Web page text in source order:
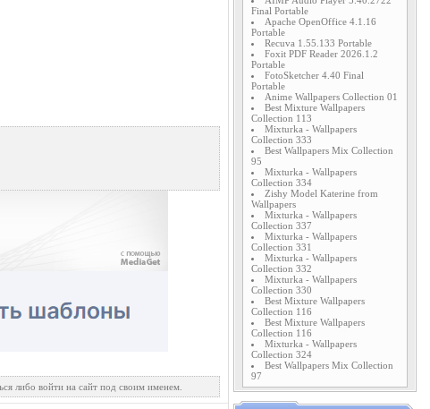
либо войти на сайт под своим именем.
Final Portable
Apache OpenOffice 4.1.16
Portable
Recuva 1.55.133 Portable
Foxit PDF Reader 2026.1.2
Portable
FotoSketcher 4.40 Final
Portable
Anime Wallpapers Collection 01
Best Mixture Wallpapers
Collection 113
Mixturka - Wallpapers
Collection 333
Best Wallpapers Mix Collection
95
Mixturka - Wallpapers
Collection 334
Zishy Model Katerine from
Wallpapers
Mixturka - Wallpapers
Collection 337
Mixturka - Wallpapers
Collection 331
Mixturka - Wallpapers
Collection 332
Mixturka - Wallpapers
Collection 330
Best Mixture Wallpapers
Collection 116
Best Mixture Wallpapers
Collection 116
Mixturka - Wallpapers
Collection 324
Best Wallpapers Mix Collection
97